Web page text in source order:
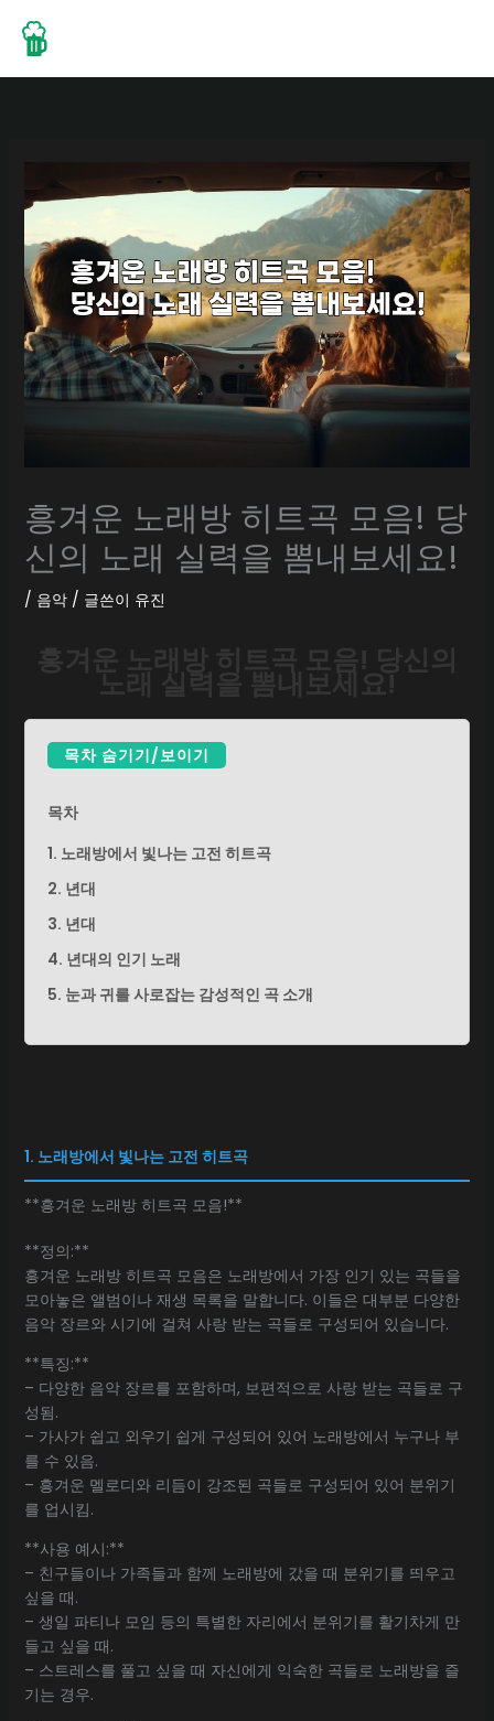
로
흥겨운 노래방 히트곡 모음! 당
신의 노래 실력을 뽐내보세요!
/ 음악/ 글쓴이 유진
흥겨운 노래방 히트곡 모음! 당신의
노래 실력을 뽐내보세요!
목차 숨기기/보이기
목차
1. 노래방에서 빛나는 고전 히트곡
2. 년대
3. 년대
4. 년대의 인기 노래
5. 눈과 귀를 사로잡는 감성적인 곡 소개
1. 노래방에서 빛나는 고전 히트곡
**흥겨운 노래방 히트곡 모음!**
**정의:**
흥겨운 노래방 히트곡 모음은 노래방에서 가장 인기 있는 곡들을
모아놓은 앨범이나 재생 목록을 말합니다. 이들은 대부분 다양한
음악 장르와 시기에 걸쳐 사랑 받는 곡들로 구성되어 있습니다.
**특징:**
– 다양한 음악 장르를 포함하며, 보편적으로 사랑 받는 곡들로 구
성됨.
– 가사가 쉽고 외우기 쉽게 구성되어 있어 노래방에서 누구나 부
를 수 있음.
– 흥겨운 멜로디와 리듬이 강조된 곡들로 구성되어 있어 분위기
를 업시킴.
**사용 예시:**
– 친구들이나 가족들과 함께 노래방에 갔을 때 분위기를 띄우고
싶을 때.
– 생일 파티나 모임 등의 특별한 자리에서 분위기를 활기차게 만
들고 싶을 때.
– 스트레스를 풀고 싶을 때 자신에게 익숙한 곡들로 노래방을 즐
기는 경우.